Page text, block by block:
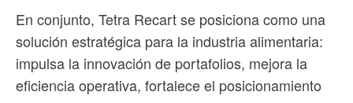
En conjunto, Tetra Recart se posiciona como una
solución estratégica para la industria alimentaria:
impulsa la innovación de portafolios, mejora la
eficiencia operativa, fortalece el posicionamiento